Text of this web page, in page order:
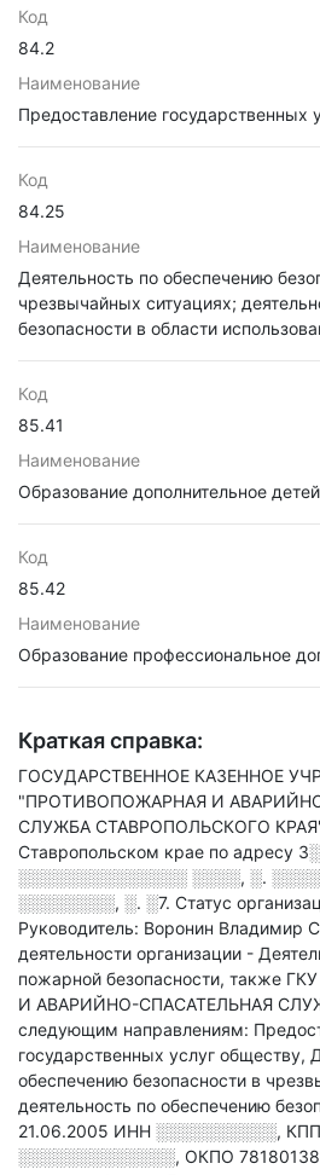
Код
84.2
Наименование
Предоставление государственных
Код
84.25
Наименование
Деятельность по обеспечению
чрезвычайных ситуациях;
безопасности в области
Код
85.41
Наименование
Образование дополнительное
Код
85.42
Наименование
Образование профессиональное
Краткая справка:
ГОСУДАРСТВЕННОЕ КАЗЕННОЕ
"ПРОТИВОПОЖАРНАЯ И
СЛУЖБА СТАВРОПОЛЬСКОГО КРАЯ"
Ставропольском крае по адресу
░░░░░░░░░░░░░░ ░░░░, ░.
░░░░░░░░, ░. ░7. Статус
Руководитель: Воронин Владимир
деятельности организации -
пожарной безопасности, также
И АВАРИЙНО-СПАСАТЕЛЬНАЯ
следующим направлениям:
государственных услуг обществу,
обеспечению безопасности в
деятельность по обеспечению
21.06.2005 ИНН ░░░░░░░░░░, КПП
░░░░░░░░░░░░░, ОКПО